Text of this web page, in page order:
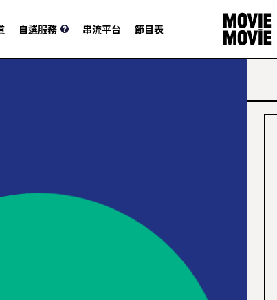
自選服務 串流平台 節目表